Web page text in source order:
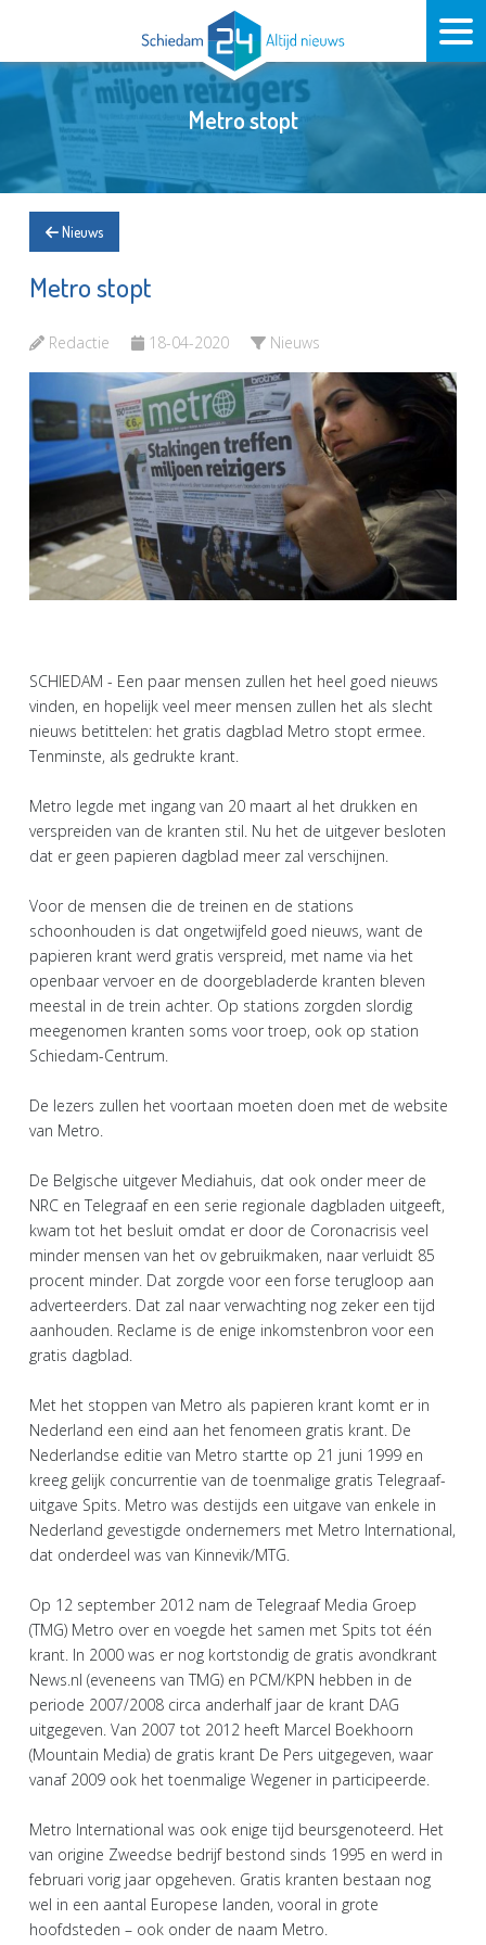
Metro stopt
Nieuws
Metro stopt
Redactie 18-04-2020 Nieuws
SCHIEDAM - Een paar mensen zullen het heel goed nieuws
vinden, en hopelijk veel meer mensen zullen het als slecht
nieuws betittelen: het gratis dagblad Metro stopt ermee.
Tenminste, als gedrukte krant.
Metro legde met ingang van 20 maart al het drukken en
verspreiden van de kranten stil. Nu het de uitgever besloten
dat er geen papieren dagblad meer zal verschijnen.
Voor de mensen die de treinen en de stations
schoonhouden is dat ongetwijfeld goed nieuws, want de
papieren krant werd gratis verspreid, met name via het
openbaar vervoer en de doorgebladerde kranten bleven
meestal in de trein achter. Op stations zorgden slordig
meegenomen kranten soms voor troep, ook op station
Schiedam-Centrum.
De lezers zullen het voortaan moeten doen met de website
van Metro.
De Belgische uitgever Mediahuis, dat ook onder meer de
NRC en Telegraaf en een serie regionale dagbladen uitgeeft,
kwam tot het besluit omdat er door de Coronacrisis veel
minder mensen van het ov gebruikmaken, naar verluidt 85
procent minder. Dat zorgde voor een forse terugloop aan
adverteerders. Dat zal naar verwachting nog zeker een tijd
aanhouden. Reclame is de enige inkomstenbron voor een
gratis dagblad.
Met het stoppen van Metro als papieren krant komt er in
Nederland een eind aan het fenomeen gratis krant. De
Nederlandse editie van Metro startte op 21 juni 1999 en
kreeg gelijk concurrentie van de toenmalige gratis Telegraaf-
uitgave Spits. Metro was destijds een uitgave van enkele in
Nederland gevestigde ondernemers met Metro International,
dat onderdeel was van Kinnevik/MTG.
Op 12 september 2012 nam de Telegraaf Media Groep
(TMG) Metro over en voegde het samen met Spits tot één
krant. In 2000 was er nog kortstondig de gratis avondkrant
News.nl (eveneens van TMG) en PCM/KPN hebben in de
periode 2007/2008 circa anderhalf jaar de krant DAG
uitgegeven. Van 2007 tot 2012 heeft Marcel Boekhoorn
(Mountain Media) de gratis krant De Pers uitgegeven, waar
vanaf 2009 ook het toenmalige Wegener in participeerde.
Metro International was ook enige tijd beursgenoteerd. Het
van origine Zweedse bedrijf bestond sinds 1995 en werd in
februari vorig jaar opgeheven. Gratis kranten bestaan nog
wel in een aantal Europese landen, vooral in grote
hoofdsteden – ook onder de naam Metro.